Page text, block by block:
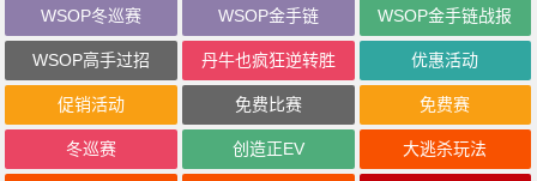
WSOP冬巡赛 WSOP金手链 WSOP金手链战报
WSOP高手过招 丹牛也疯狂逆转胜 优惠活动
促销活动 免费比赛 免费赛
冬巡赛 创造正EV 大逃杀玩法